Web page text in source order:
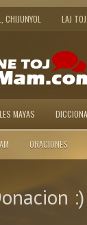
CHIJUNYOL LAJ TOJ
MAYAS
ORACIONES
:)